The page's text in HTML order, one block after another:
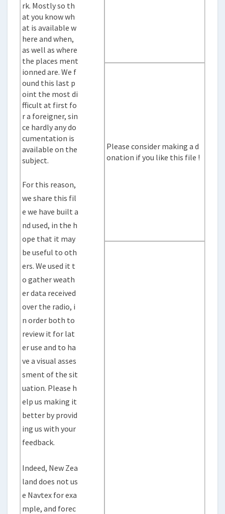
rk. Mostly so th
at you know wh
at is available w
here and when,
as well as where
the places ment
ionned are. We f
ound this last p
oint the most di
fficult at first fo
r a foreigner, sin
ce hardly any do
cumentation is
available on the
subject.
For this reason,
we share this fil
e we have built a
nd used, in the h
ope that it may
be useful to oth
ers. We used it t
o gather weath
er data received
over the radio, i
n order both to
review it for lat
er use and to ha
ve a visual asses
sment of the sit
uation. Please h
elp us making it
better by provid
ing us with your
feedback.
Indeed, New Zea
land does not us
e Navtex for exa
mple, and forec
Please consider making a d
onation if you like this file !